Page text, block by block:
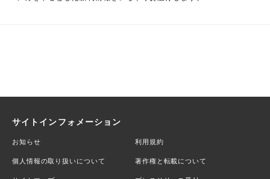
サイトインフォメーション
お知らせ 利用規約
個人情報の取り扱いについて 著作権と転載について